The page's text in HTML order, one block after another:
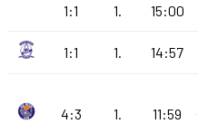
1:1 1. 15:00
1:1 1. 14:57
4:3 1. 11:59